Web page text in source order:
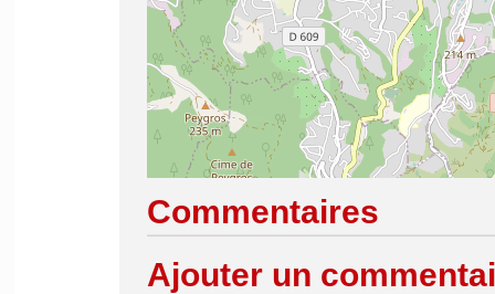
Commentaires
Ajouter un